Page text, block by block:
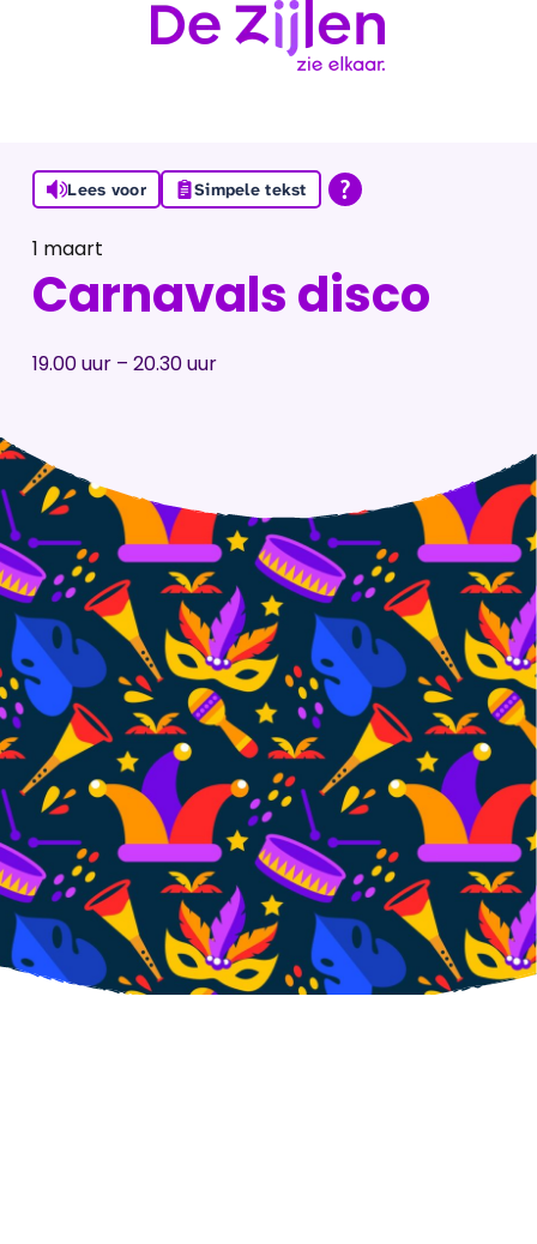
Lees voor Simpele tekst
1 maart
Carnavals disco
19.00 uur – 20.30 uur